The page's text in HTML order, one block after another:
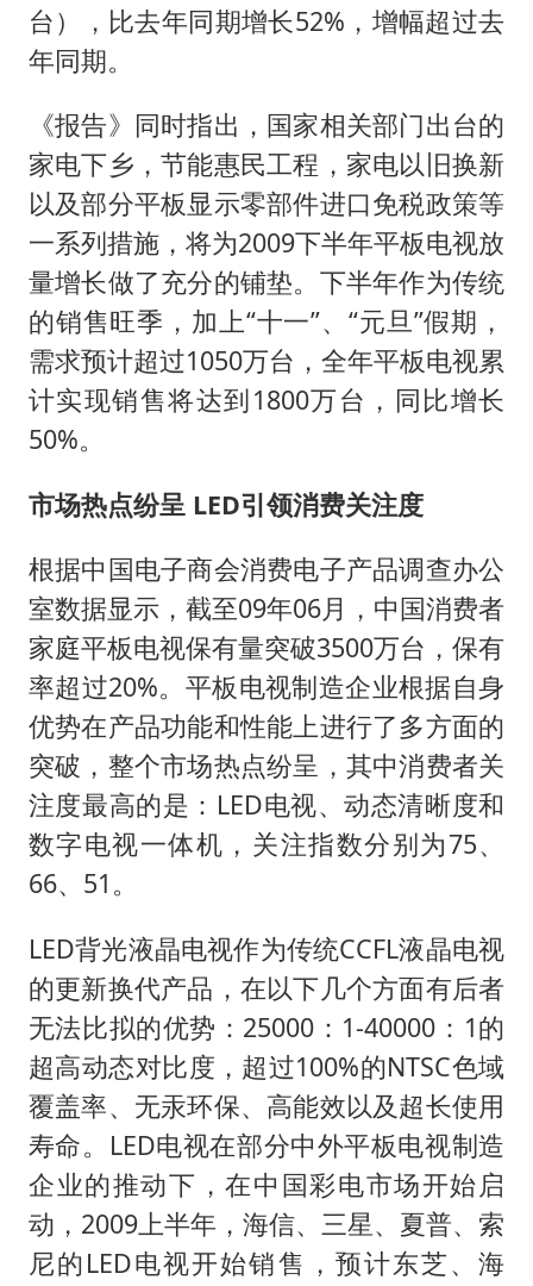
台），比去年同期增长52%，增幅超过去
年同期。
《报告》同时指出，国家相关部门出台的
家电下乡，节能惠民工程，家电以旧换新
以及部分平板显示零部件进口免税政策等
一系列措施，将为2009下半年平板电视放
量增长做了充分的铺垫。下半年作为传统
的销售旺季，加上“十一”、“元旦”假期，
需求预计超过1050万台，全年平板电视累
计实现销售将达到1800万台，同比增长
50%。
市场热点纷呈 LED引领消费关注度
根据中国电子商会消费电子产品调查办公
室数据显示，截至09年06月，中国消费者
家庭平板电视保有量突破3500万台，保有
率超过20%。平板电视制造企业根据自身
优势在产品功能和性能上进行了多方面的
突破，整个市场热点纷呈，其中消费者关
注度最高的是：LED电视、动态清晰度和
数字电视一体机，关注指数分别为75、
66、51。
LED背光液晶电视作为传统CCFL液晶电视
的更新换代产品，在以下几个方面有后者
无法比拟的优势：25000：1-40000：1的
超高动态对比度，超过100%的NTSC色域
覆盖率、无汞环保、高能效以及超长使用
寿命。LED电视在部分中外平板电视制造
企业的推动下，在中国彩电市场开始启
动，2009上半年，海信、三星、夏普、索
尼的LED电视开始销售，预计东芝、海